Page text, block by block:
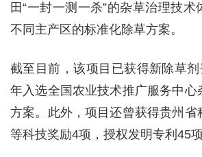
田“一封一测一杀”的杂草治理技术
不同主产区的标准化除草方案。
截至目前，该项目已获得新除草
年入选全国农业技术推广服务中心
方案。此外，项目还曾获得贵州省
等科技奖励4项，授权发明专利45项